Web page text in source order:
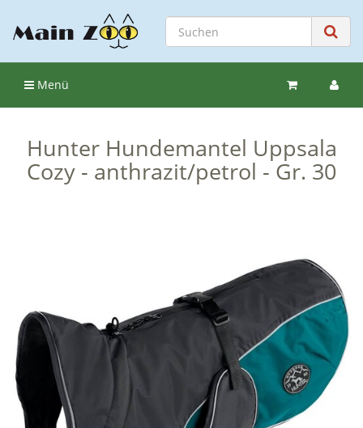
Menü
Hunter Hundemantel Uppsala
Cozy - anthrazit/petrol - Gr. 30